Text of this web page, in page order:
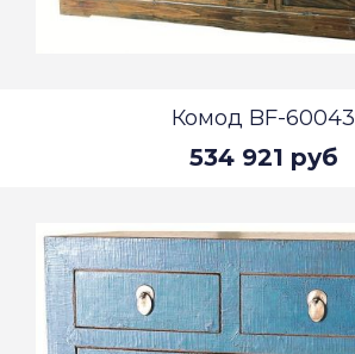
Комод BF-60043
534 921 руб